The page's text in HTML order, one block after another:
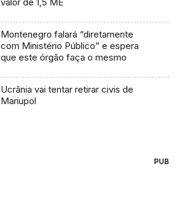
Montenegro falará “diretamente
com Ministério Público” e espera
que este órgão faça o mesmo
Ucrânia vai tentar retirar civis de
Mariupol
PUB